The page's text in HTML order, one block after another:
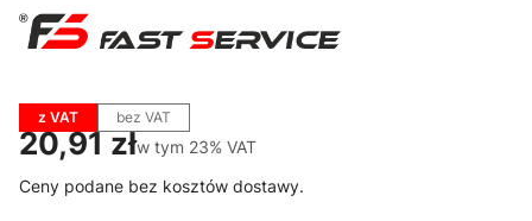
z VAT bez VAT
Cena
20,91 złw tym 23% VAT
w tym 23% VAT
Ceny podane bez kosztów dostawy.